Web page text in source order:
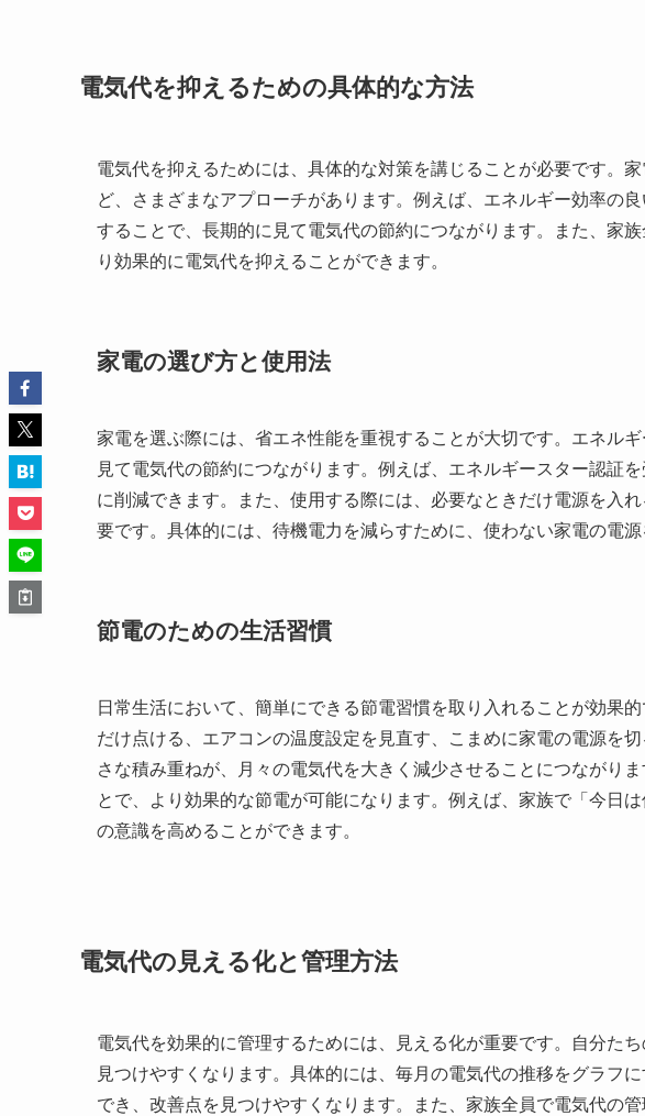
電気代を抑えるための具体的な方法
電気代を抑えるためには、具体的な対策を講じることが必要です。
ど、さまざまなアプローチがあります。例えば、エネルギー効率の
することで、長期的に見て電気代の節約につながります。また、家
り効果的に電気代を抑えることができます。
家電の選び方と使用法
家電を選ぶ際には、省エネ性能を重視することが大切です。エネル
見て電気代の節約につながります。例えば、エネルギースター認証
に削減できます。また、使用する際には、必要なときだけ電源を入
要です。具体的には、待機電力を減らすために、使わない家電の電
節電のための生活習慣
日常生活において、簡単にできる節電習慣を取り入れることが効果
だけ点ける、エアコンの温度設定を見直す、こまめに家電の電源を
さな積み重ねが、月々の電気代を大きく減少させることにつながり
とで、より効果的な節電が可能になります。例えば、家族で「今日
の意識を高めることができます。
電気代の見える化と管理方法
電気代を効果的に管理するためには、見える化が重要です。自分た
見つけやすくなります。具体的には、毎月の電気代の推移をグラフ
でき、改善点を見つけやすくなります。また、家族全員で電気代の